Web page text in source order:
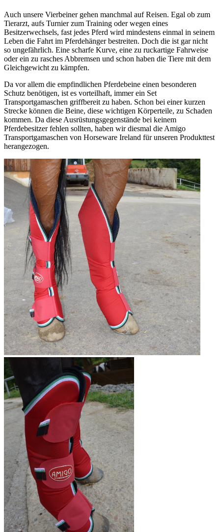
Auch unsere Vierbeiner gehen manchmal auf Reisen. Egal ob zum
Tierarzt, aufs Turnier zum Training oder wegen eines
Besitzerwechsels, fast jedes Pferd wird mindestens einmal in seinem
Leben die Fahrt im Pferdehänger bestreiten. Doch die ist gar nicht
so ungefährlich. Eine scharfe Kurve, eine zu ruckartige Fahrweise
oder ein zu rasches Abbremsen und schon haben die Tiere mit dem
Gleichgewicht zu kämpfen.
Da vor allem die empfindlichen Pferdebeine einen besonderen
Schutz benötigen, ist es vorteilhaft, immer ein Set
Transportgamaschen griffbereit zu haben. Schon bei einer kurzen
Strecke können die Beine, diese wichtigen Körperteile, zu Schaden
kommen. Da diese Ausrüstungsgegenstände bei keinem
Pferdebesitzer fehlen sollten, haben wir diesmal die Amigo
Transportgamaschen von Horseware Ireland für unseren Produkttest
herangezogen.